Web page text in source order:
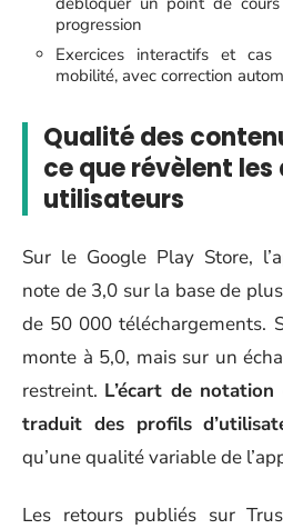
progression
Exercices interactifs et cas
mobilité, avec correction
Qualité des
ce que révèlent les
utilisateurs
Sur le Google Play Store,
note de 3,0 sur la base de
de 50 000 téléchargements.
monte à 5,0, mais sur un
restreint. L’écart de
traduit des profils
qu’une qualité variable de
Les retours publiés sur